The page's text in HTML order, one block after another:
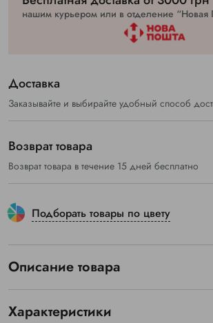
нашим курьером или в отделение “Новая
Доставка
Заказывайте и выбирайте удобный способ
Возврат товара
Возврат товара в течение 15 дней бесплатно
Подборать товары по цвету
Описание товара
Характеристики